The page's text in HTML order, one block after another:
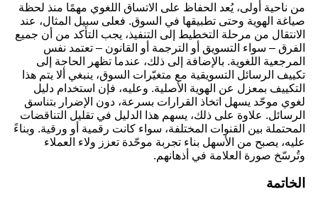
من ناحية أولى، يُعد الحفاظ على الاتساق اللغوي مهمًا منذ لحظة
صياغة الهوية وحتى تطبيقها في السوق. فعلى سبيل المثال، عند
الانتقال من مرحلة التخطيط إلى التنفيذ، يجب التأكد من أن جميع
الفرق – سواء التسويق أو الترجمة أو القانون – تعتمد نفس
المرجعية اللغوية. بالإضافة إلى ذلك، عندما تظهر الحاجة إلى
تكييف الرسائل التسويقية مع متغيّرات السوق، ينبغي ألا يتم هذا
التكييف بمعزل عن الهوية الأصلية. وعليه، فإن استخدام دليل
لغوي موحّد يسهل اتخاذ القرارات بسرعة، دون الإضرار بتناسق
الرسائل. علاوة على ذلك، يسهم هذا الدليل في تقليل التناقضات
المحتملة بين القنوات المختلفة، سواء كانت رقمية أو ورقية. وبناءً
عليه، يصبح من الأسهل بناء تجربة موحّدة تعزز ولاء العملاء
وتُرسّخ صورة العلامة في أذهانهم.
الخاتمة